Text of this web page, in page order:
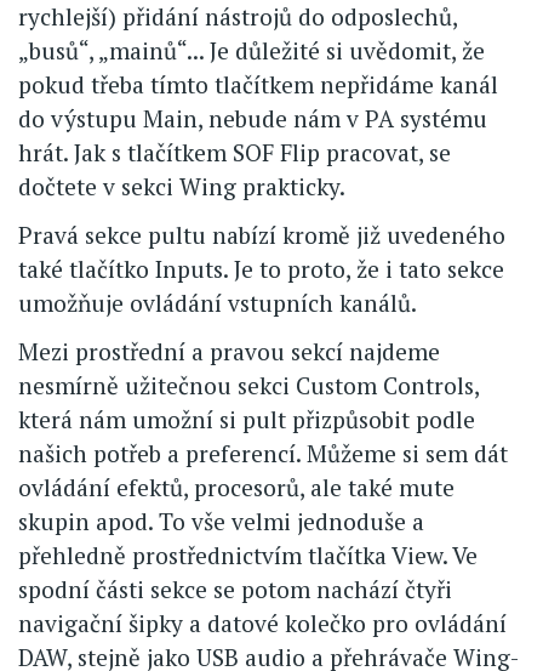
rychlejší) přidání nástrojů do odposlechů,
„busů“, „mainů“... Je důležité si uvědomit, že
pokud třeba tímto tlačítkem nepřidáme kanál
do výstupu Main, nebude nám v PA systému
hrát. Jak s tlačítkem SOF Flip pracovat, se
dočtete v sekci Wing prakticky.
Pravá sekce pultu nabízí kromě již uvedeného
také tlačítko Inputs. Je to proto, že i tato sekce
umožňuje ovládání vstupních kanálů.
Mezi prostřední a pravou sekcí najdeme
nesmírně užitečnou sekci Custom Controls,
která nám umožní si pult přizpůsobit podle
našich potřeb a preferencí. Můžeme si sem dát
ovládání efektů, procesorů, ale také mute
skupin apod. To vše velmi jednoduše a
přehledně prostřednictvím tlačítka View. Ve
spodní části sekce se potom nachází čtyři
navigační šipky a datové kolečko pro ovládání
DAW, stejně jako USB audio a přehrávače Wing-